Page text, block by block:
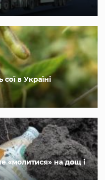
в Україні
«молитися» на дощ і